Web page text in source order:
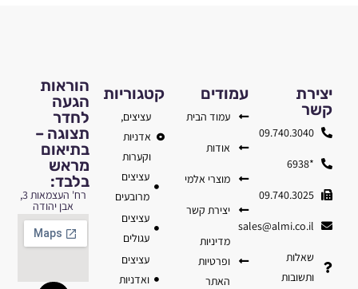
הוראות
הגעה
לחדר
תצוגה –
בתיאום
מראש
בלבד:
רח' העצמאות 3,
אבן יהודה
קטגוריות
עציצים,
אדניות
וקערות
עציצים
מרובעים
עציצים
עגולים
עציצים
ואדניות
עמודים
עמוד הבית
אודות
מוצרי אלמי
יצירת קשר
מדיניות
ופרטיות
האתר
יצירת
קשר
09.740.3040
*6938
09.740.3025
sales@almi.co.il
שאלות
ותשובות